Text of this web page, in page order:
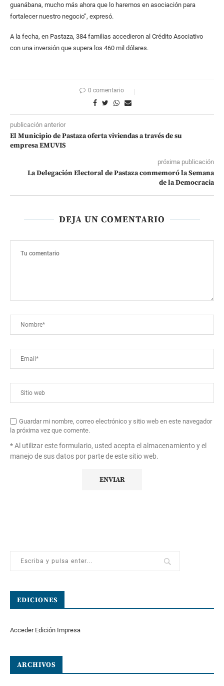
guanábana, mucho más ahora que lo haremos en asociación para
fortalecer nuestro negocio”, expresó.
A la fecha, en Pastaza, 384 familias accedieron al Crédito Asociativo
con una inversión que supera los 460 mil dólares.
0 comentario
publicación anterior
El Municipio de Pastaza oferta viviendas a través de su
empresa EMUVIS
próxima publicación
La Delegación Electoral de Pastaza conmemoró la Semana
de la Democracia
DEJA UN COMENTARIO
Guardar mi nombre, correo electrónico y sitio web en este navegador
la próxima vez que comente.
* Al utilizar este formulario, usted acepta el almacenamiento y el
manejo de sus datos por parte de este sitio web.
EDICIONES
Acceder Edición Impresa
ARCHIVOS